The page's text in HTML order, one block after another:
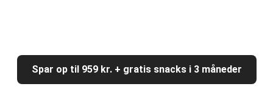
Spar op til 959 kr. + gratis snacks i 3 måneder